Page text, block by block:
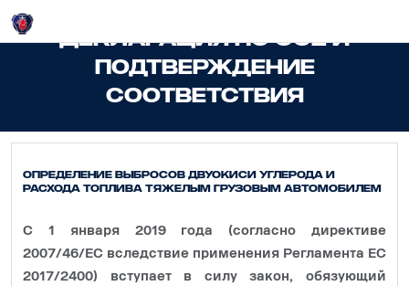
ДЕКЛАРАЦИЯ ПО CO2 И
ПОДТВЕРЖДЕНИЕ
СООТВЕТСТВИЯ
Определение выбросов двуокиси углерода и
расхода топлива тяжелым грузовым автомобилем
С 1 января 2019 года (согласно директиве
2007/46/EC вследствие применения Регламента ЕС
2017/2400) вступает в силу закон, обязующий